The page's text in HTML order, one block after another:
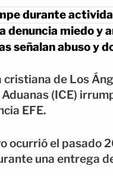
durante
denuncia miedo y
señalan abuso y
cristiana de Los
(ICE)
EFE.
ocurrió el pasado
una entrega